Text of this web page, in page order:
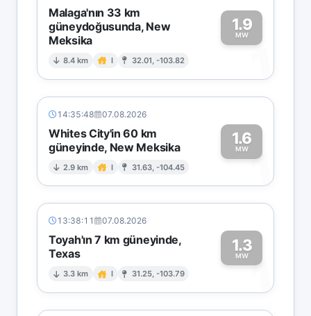
Malaga'nın 33 km
güneydoğusunda, New
Meksika
8.4 km I 32.01, -103.82
1.9
MW
1
14:35:48 07.08.2026
Whites City'in 60 km
güneyinde, New Meksika
2.9 km I 31.63, -104.45
1.6
MW1
13:38:11 07.08.2026
Toyah'ın 7 km güneyinde,
Texas
3.3 km I 31.25, -103.79
1.3
MW1